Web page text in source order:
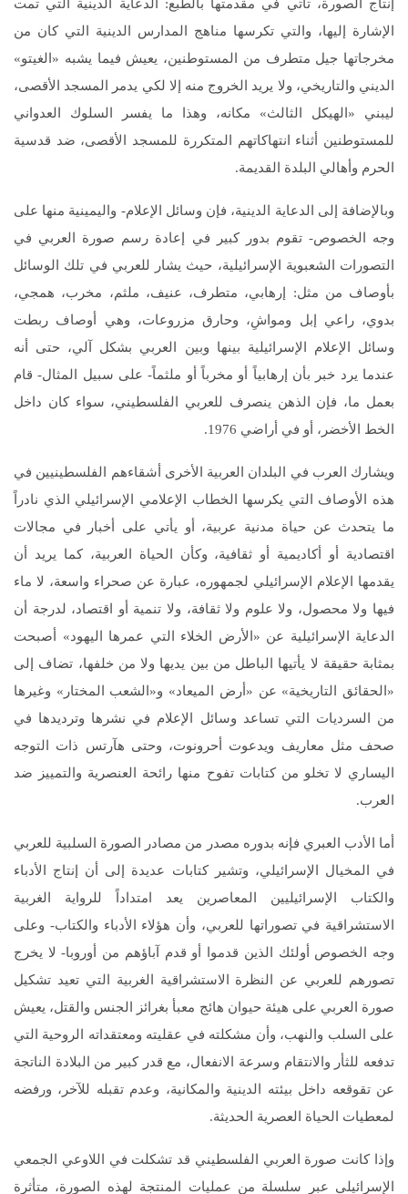
إنتاج الصورة، تأتي في مقدمتها بالطبع: الدعاية الدينية التي تمت
الإشارة إليها، والتي تكرسها مناهج المدارس الدينية التي كان من
مخرجاتها جيل متطرف من المستوطنين، يعيش فيما يشبه «الغيتو»
الديني والتاريخي، ولا يريد الخروج منه إلا لكي يدمر المسجد الأقصى،
ليبني «الهيكل الثالث» مكانه، وهذا ما يفسر السلوك العدواني
للمستوطنين أثناء انتهاكاتهم المتكررة للمسجد الأقصى، ضد قدسية
الحرم وأهالي البلدة القديمة.
وبالإضافة إلى الدعاية الدينية، فإن وسائل الإعلام- واليمينية منها على
وجه الخصوص- تقوم بدور كبير في إعادة رسم صورة العربي في
التصورات الشعبوية الإسرائيلية، حيث يشار للعربي في تلك الوسائل
بأوصاف من مثل: إرهابي، متطرف، عنيف، ملثم، مخرب، همجي،
بدوي، راعي إبل ومواشِ، وحارق مزروعات، وهي أوصاف ربطت
وسائل الإعلام الإسرائيلية بينها وبين العربي بشكل آلي، حتى أنه
عندما يرد خبر بأن إرهابياً أو مخرباً أو ملثماً- على سبيل المثال- قام
بعمل ما، فإن الذهن ينصرف للعربي الفلسطيني، سواء كان داخل
الخط الأخضر، أو في أراضي 1976.
ويشارك العرب في البلدان العربية الأخرى أشقاءهم الفلسطينيين في
هذه الأوصاف التي يكرسها الخطاب الإعلامي الإسرائيلي الذي نادراً
ما يتحدث عن حياة مدنية عربية، أو يأتي على أخبار في مجالات
اقتصادية أو أكاديمية أو ثقافية، وكأن الحياة العربية، كما يريد أن
يقدمها الإعلام الإسرائيلي لجمهوره، عبارة عن صحراء واسعة، لا ماء
فيها ولا محصول، ولا علوم ولا ثقافة، ولا تنمية أو اقتصاد، لدرجة أن
الدعاية الإسرائيلية عن «الأرض الخلاء التي عمرها اليهود» أصبحت
بمثابة حقيقة لا يأتيها الباطل من بين يديها ولا من خلفها، تضاف إلى
«الحقائق التاريخية» عن «أرض الميعاد» و«الشعب المختار» وغيرها
من السرديات التي تساعد وسائل الإعلام في نشرها وترديدها في
صحف مثل معاريف ويدعوت أحرونوت، وحتى هآرتس ذات التوجه
اليساري لا تخلو من كتابات تفوح منها رائحة العنصرية والتمييز ضد
العرب.
أما الأدب العبري فإنه بدوره مصدر من مصادر الصورة السلبية للعربي
في المخيال الإسرائيلي، وتشير كتابات عديدة إلى أن إنتاج الأدباء
والكتاب الإسرائيليين المعاصرين يعد امتداداً للرواية الغربية
الاستشراقية في تصوراتها للعربي، وأن هؤلاء الأدباء والكتاب- وعلى
وجه الخصوص أولئك الذين قدموا أو قدم آباؤهم من أوروبا- لا يخرج
تصورهم للعربي عن النظرة الاستشراقية الغربية التي تعيد تشكيل
صورة العربي على هيئة حيوان هائج معبأ بغرائز الجنس والقتل، يعيش
على السلب والنهب، وأن مشكلته في عقليته ومعتقداته الروحية التي
تدفعه للثأر والانتقام وسرعة الانفعال، مع قدر كبير من البلادة الناتجة
عن تقوقعه داخل بيئته الدينية والمكانية، وعدم تقبله للآخر، ورفضه
لمعطيات الحياة العصرية الحديثة.
وإذا كانت صورة العربي الفلسطيني قد تشكلت في اللاوعي الجمعي
الإسرائيلي عبر سلسلة من عمليات المنتجة لهذه الصورة، متأثرة